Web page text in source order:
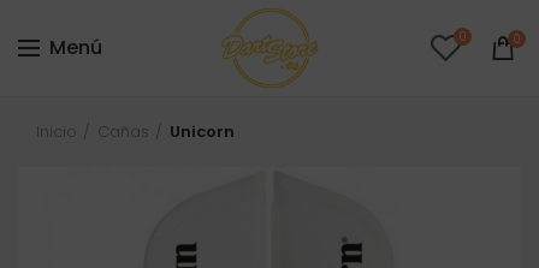
Menú 0 0
Inicio Cañas Unicorn